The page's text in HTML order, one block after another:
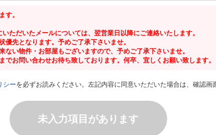
す。
ただいたメールについては、翌営業日以降にご連絡いたします。
先となります。予めご了承下さいませ。
ない物件・お部屋もございますので、予めご了承下さいませ。
お問い合わせお待ち致しております。何卒、宜しくお願い致します。
シーを必ずお読みください。左記内容に同意いただいた場合は、確認画
未入力項目があります